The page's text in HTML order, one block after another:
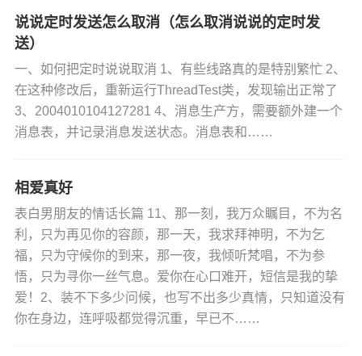
说说定时发送怎么取消（怎么取消说说的定时发
送）
一、如何把定时说说取消 1、有些线路真的是特别繁忙 2、
在这种修改后，重新运行ThreadTest类，发现输出正常了
3、2004010104127281 4、消息生产方，需要额外建一个
消息表，并记录消息发送状态。消息表和……
相爱真好
表白男朋友的情话长篇 11、那一刻，我万众瞩目，不为名
利，只为再见你的容颜，那一天，我求拜神明，不为乞
福，只为守候你的到来，那一夜，我倾听梵唱，不为参
悟，只为寻你一丝气息。爱你在心口难开，短信是我的挚
爱！2、装不下多少问候，也写不出多少真情，只知道没有
你在身边，连呼吸都觉得沉重，早已不……